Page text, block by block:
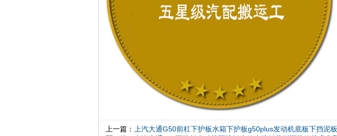
上一篇：
上汽大通G50前杠下护板水箱下护板g50plus发动机底板下挡泥板